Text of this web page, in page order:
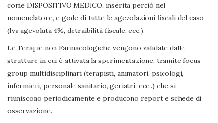
come DISPOSITIVO MEDICO, inserita perciò nel
nomenclatore, e gode di tutte le agevolazioni fiscali del caso
(Iva agevolata 4%, detraibilità fiscale, ecc.).
Le Terapie non Farmacologiche vengono validate dalle
strutture in cui è attivata la sperimentazione, tramite focus
group multidisciplinari (terapisti, animatori, psicologi,
infermieri, personale sanitario, geriatri, ecc..) che si
riuniscono periodicamente e producono report e schede di
osservazione.